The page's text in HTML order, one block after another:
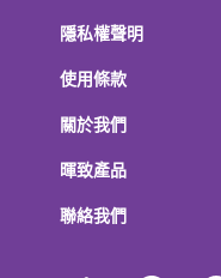
隱私權聲明
使用條款
關於我們
暉致產品
聯絡我們